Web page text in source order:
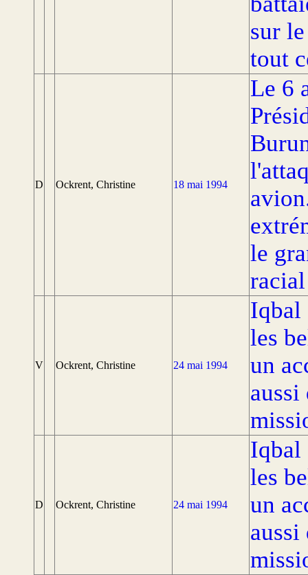
sur
tout
D Ockrent, Christine 18 mai 1994
Le 6
le
V Ockrent, Christine 24 mai 1994
Iqbal
les
un
aussi
D Ockrent, Christine 24 mai 1994
Iqbal
les
un
aussi